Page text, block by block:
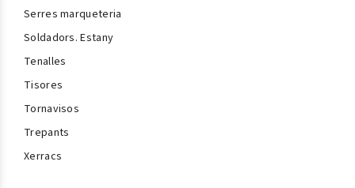
Serres marqueteria
Soldadors. Estany
Tenalles
Tisores
Tornavisos
Trepants
Xerracs